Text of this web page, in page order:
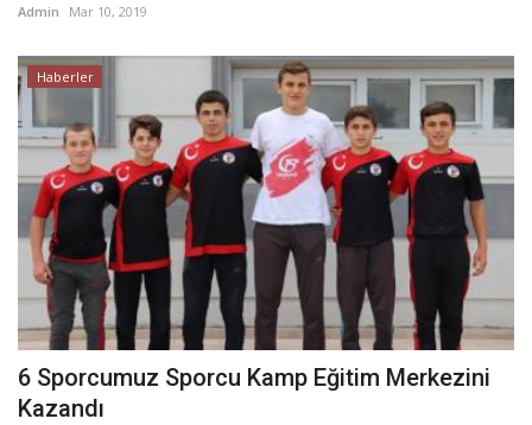
Admin Mar 10, 2019
Haberler
6 Sporcumuz Sporcu Kamp Eğitim Merkezini
Kazandı